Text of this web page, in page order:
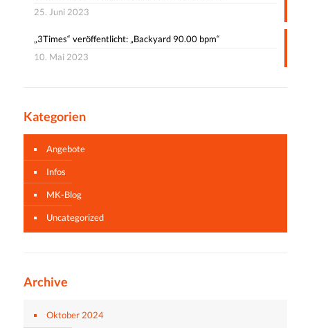
25. Juni 2023
„3Times“ veröffentlicht: „Backyard 90.00 bpm“
10. Mai 2023
Kategorien
Angebote
Infos
MK-Blog
Uncategorized
Archive
Oktober 2024